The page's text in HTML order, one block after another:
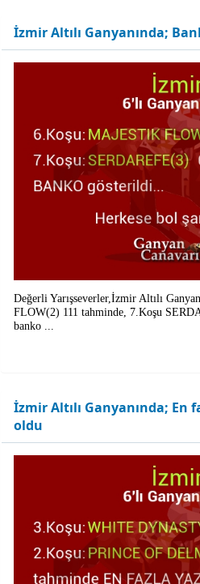
İzmir Altılı Ganyanında;
Değerli Yarışseverler,İzmir Altılı
FLOW(2) 111 tahminde, 7.Koşu
banko ...
İzmir Altılı Ganyanında; En
oldu